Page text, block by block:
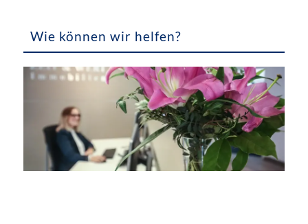
Wie können wir helfen?